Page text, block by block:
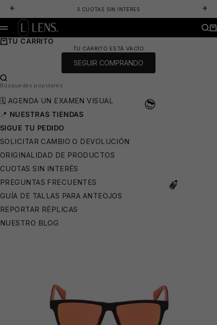
ANTERIOR
3 CUOTAS SIN INTERES
LENS. OPTICA ONLINE - LENTES DE SOL Y ANTEOJOS ÓPTICOS
MENÚ
TU CARRITO
TU CARRITO ESTÁ VACÍO
SEGUIR COMPRANDO
BUSCAR…
Búsquedas populares
🗓️ AGENDA UN EXAMEN VISUAL
📍 NUESTRAS TIENDAS
SIGUE TU PEDIDO
SOLICITAR CAMBIO O DEVOLUCIÓN
ORIGINALIDAD DE PRODUCTOS
CUOTAS SIN INTERÉS
PREGUNTAS FRECUENTES
GUÍA DE TALLAS PARA ANTEOJOS
REPORTAR RÉPLICAS
NUESTRO BLOG